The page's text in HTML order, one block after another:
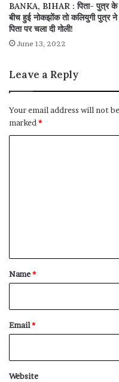
BANKA, BIHAR : पिता- पुत्र के
बीच हुई नोकझोंक तो कलियुगी पुत्र ने
पिता पर चला दी गोली!
June 13, 2022
Leave a Reply
Your email address will not
marked*
*
Name*
Email*
Website